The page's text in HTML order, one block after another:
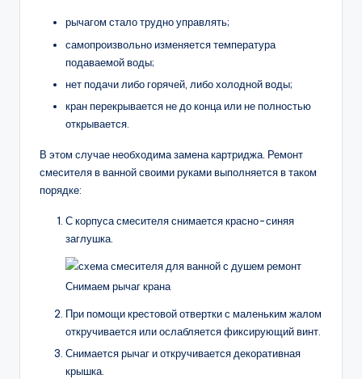
рычагом стало трудно управлять;
самопроизвольно изменяется температура
подаваемой воды;
нет подачи либо горячей, либо холодной воды;
кран перекрывается не до конца или не полностью
открывается.
В этом случае необходима замена картриджа. Ремонт
смесителя в ванной своими руками выполняется в таком
порядке:
С корпуса смесителя снимается красно-синяя
заглушка.
Снимаем рычаг крана
При помощи крестовой отвертки с маленьким жалом
откручивается или ослабляется фиксирующий винт.
Снимается рычаг и откручивается декоративная
крышка.